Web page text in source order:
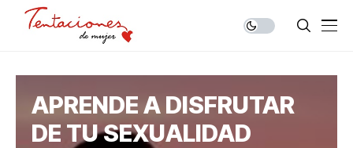
APRENDE A DISFRUTAR
DE TU SEXUALIDAD